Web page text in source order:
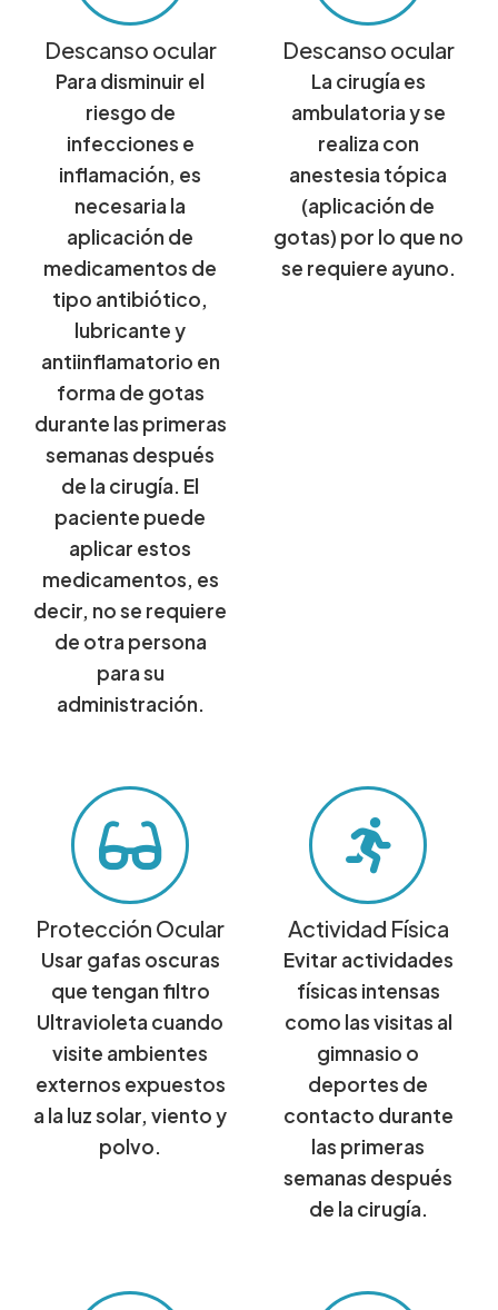
Descanso ocular
Para disminuir el
riesgo de
infecciones e
inflamación, es
necesaria la
aplicación de
medicamentos de
tipo antibiótico,
lubricante y
antiinflamatorio en
forma de gotas
durante las primeras
semanas después
de la cirugía. El
paciente puede
aplicar estos
medicamentos, es
decir, no se requiere
de otra persona
para su
administración.​
Descanso ocular
La cirugía es
ambulatoria y se
realiza con
anestesia tópica
(aplicación de
gotas) por lo que no
se requiere ayuno.
Protección Ocular
Usar gafas oscuras
que tengan filtro
Ultravioleta cuando
visite ambientes
externos expuestos
a la luz solar, viento y
polvo.
Actividad Física
Evitar actividades
físicas intensas
como las visitas al
gimnasio o
deportes de
contacto durante
las primeras
semanas después
de la cirugía.